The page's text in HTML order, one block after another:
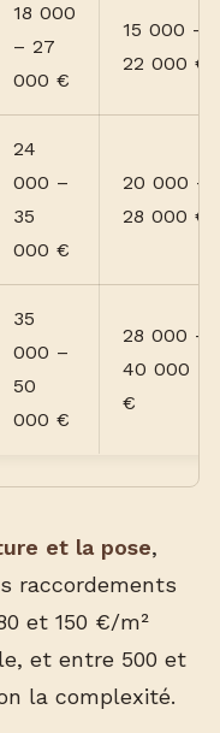
18 000
– 27
000 €
15 000 –
22 000 €
24
000 –
35
000 €
20 000 –
28 000 €
35
000 –
50
000 €
28 000 –
40 000
€
et la pose,
raccordements
et 150 €/m²
et entre 500 et
la complexité.